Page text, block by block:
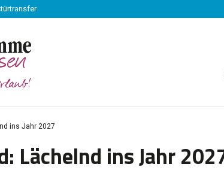
ins Jahr 2027
Lächelnd ins Jahr